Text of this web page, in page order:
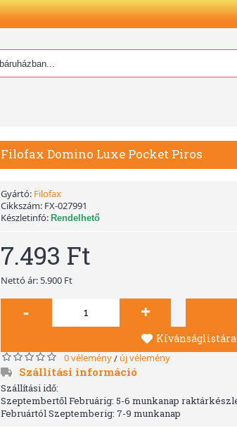
Filofax Domino Luxe Pocket Piros
Gyártó: Filofax
Cikkszám: FX-027991
Készletinfó: Rendelhető
7.493 Ft
Nettó ár: 5.900 Ft
- +
Kívánságlistára
0 vélemény/ új vélemény
Szállítási információ
Szállítási idő:
Szeptembertől Februárig: 5-6 munkanap
Februártól Szeptemberig: 7-9 munkanap